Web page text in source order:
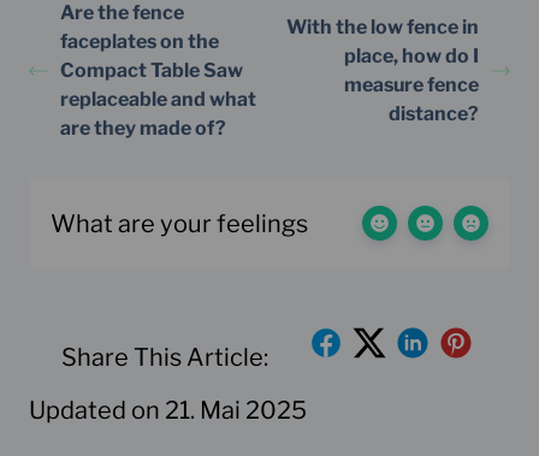
Are the fence
faceplates on the
Compact Table Saw
replaceable and what
are they made of?
With the low fence in
place, how do I
measure fence
distance?
What are your feelings
Share This Article:
Updated on 21. Mai 2025